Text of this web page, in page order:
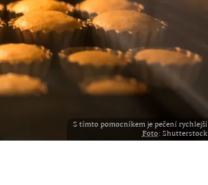
S tímto pomocníkem je pečení rychlejší
Foto: Shutterstock